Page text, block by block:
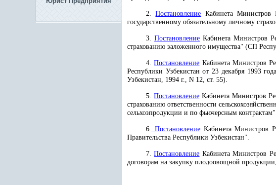
2.Постановление Кабинета Министров
государственному обязательному личному
3. ПостановлениеКабинета Министров
страхованию заложенного имущества" (СП
4.Постановление Кабинета Министров
Республики Узбекистан от 23 декабря 1993
Узбекистан, 1994 г., N 12, ст. 55).
5.Постановление Кабинета Министров
страхованию ответственности
сельхозпродукции и по фьючерсным
6. ПостановлениеКабинета Министров
Правительства Республики Узбекистан".
7.Постановление Кабинета Министров
договорам на закупку плодоовощной